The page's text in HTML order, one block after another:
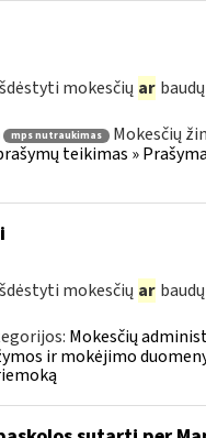
mokesčių ar
mps nutraukimas
Mokesčių
teikimas »
mokesčių ar
Mokesčių
ir mokėjimo